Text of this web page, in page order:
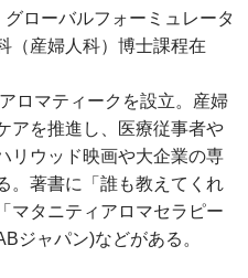
ローバルフォーミュレータ
（産婦人科）博士課程在
ロマティークを設立。産婦
アを推進し、医療従事者や
リウッド映画や大企業の専
。著書に「誰も教えてくれ
マタニティアロマセラピー
ジャパン)などがある。